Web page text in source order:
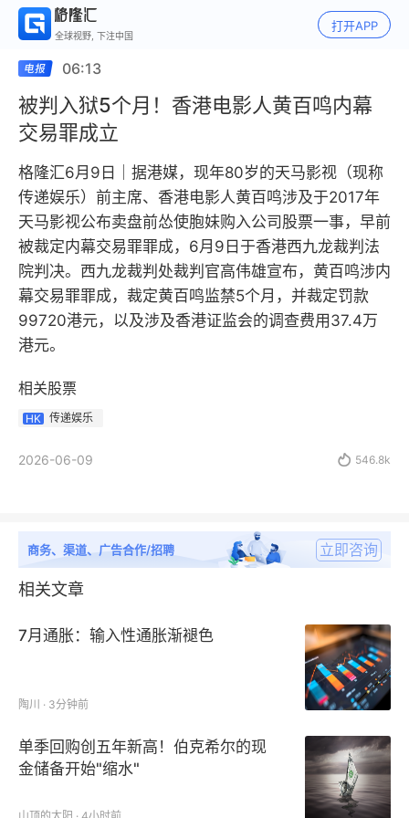
全球视野, 下注中国
打开APP
06:13
被判入狱5个月！香港电影人黄百鸣内幕
交易罪成立
格隆汇6月9日｜据港媒，现年80岁的天马影视（现称
传递娱乐）前主席、香港电影人黄百鸣涉及于2017年
天马影视公布卖盘前怂使胞妹购入公司股票一事，早前
被裁定内幕交易罪罪成，6月9日于香港西九龙裁判法
院判决。西九龙裁判处裁判官高伟雄宣布，黄百鸣涉内
幕交易罪罪成，裁定黄百鸣监禁5个月，并裁定罚款
99720港元，以及涉及香港证监会的调查费用37.4万
港元。
相关股票
HK 传递娱乐
2026-06-09  546.8k
商务、渠道、广告合作/招聘 立即咨询
相关文章
7月通胀：输入性通胀渐褪色
陶川 · 3分钟前
单季回购创五年新高！伯克希尔的现
金储备开始"缩水"